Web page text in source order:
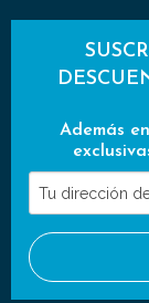
Además
Tu
dirección
de
email